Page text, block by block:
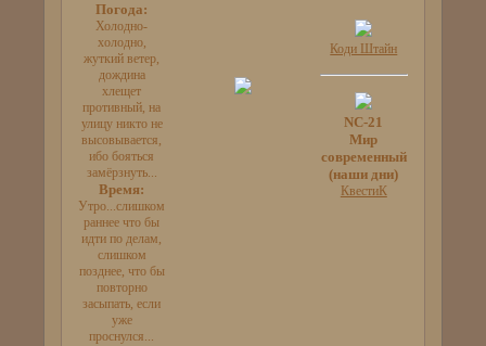
Погода:
Холодно-
холодно,
жуткий ветер,
дождина
хлещет
противный, на
улицу никто не
высовывается,
ибо бояться
замёрзнуть...
Время:
Утро...слишком
раннее что бы
идти по делам,
слишком
позднее, что бы
повторно
засыпать, если
уже
проснулся...
Коди Штайн
NC-21
Мир
современный
(наши дни)
КвестиК